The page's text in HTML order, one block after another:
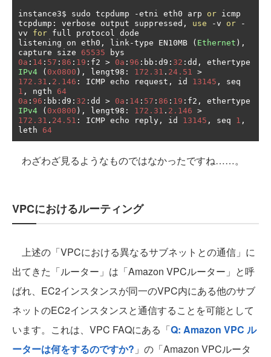
instance3$ sudo tcpdump -etni eth0 arp or icmp
tcpdump : verbose output suppressed , use -v or
-
vv for full protocol dode
listening on eth0 , link-type EN10MB ( Ethernet ),
capture size 65535
0a : 14 : 57 : 86 : 19 : f2 > 0a : 96 : bb : d9 : 32 : dd ,
IPv4
( 0x0800 ), lengt98 : 172.31 . 24.51 >
172.31 . 2.146 : ICMP echo request , id 13145 ,
1 , ngth 64
0a : 96 : bb : d9 : 32 : dd > 0a : 14 : 57 : 86 : 19 : f2 ,
IPv4
( 0x0800 ), lengt98 : 172.31 . 2.146 >
172.31 . 24.51 : ICMP echo reply , id 13145 , seq 1 ,
leth 64
わざわざ見るようなものではなかったですね……。
VPCにおけるルーティング
上述の「VPCにおける異なるサブネットとの通信」に
出てきた「ルーター」は「Amazon VPCルーター」と呼
ばれ、EC2インスタンスが同一のVPC内にある他のサブ
ネットのEC2インスタンスと通信することを可能として
います。これは、VPC FAQにある「Q: Amazon VPC ル
ーターは何をするのですか? 」の「Amazon VPCルータ